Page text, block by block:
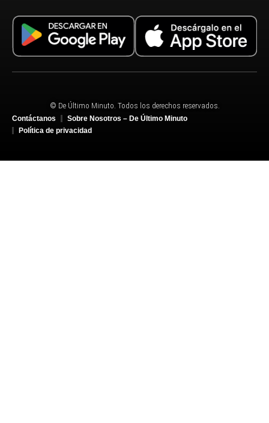
© De Último Minuto. Todos los derechos reservados.
Contáctanos
Sobre Nosotros – De Último Minuto
Política de privacidad